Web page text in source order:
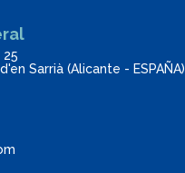
Sarrià (Alicante - ESPAÑA)